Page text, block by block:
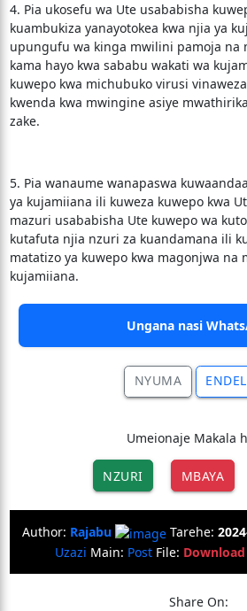
4. Pia ukosefu wa Ute usababisha
kuambukiza yanayotokea kwa njia ya
upungufu wa kinga mwilini pamoja na
kama hayo kwa sababu wakati wa
kuwepo kwa michubuko virusi
kwenda kwa mwingine asiye
zake.
5. Pia wanaume wanapaswa
ya kujamiiana ili kuweza kuwepo kwa
mazuri usababisha Ute kuwepo wa
kutafuta njia nzuri za kuandamana ili
matatizo ya kuwepo kwa magonjwa na
kujamiiana.
Ungana nasi
NYUMA
Umeionaje Makala
NZURI MBAYA
Author: Rajabu Tarehe:
Uzazi Main: Post File: Download
Share On: